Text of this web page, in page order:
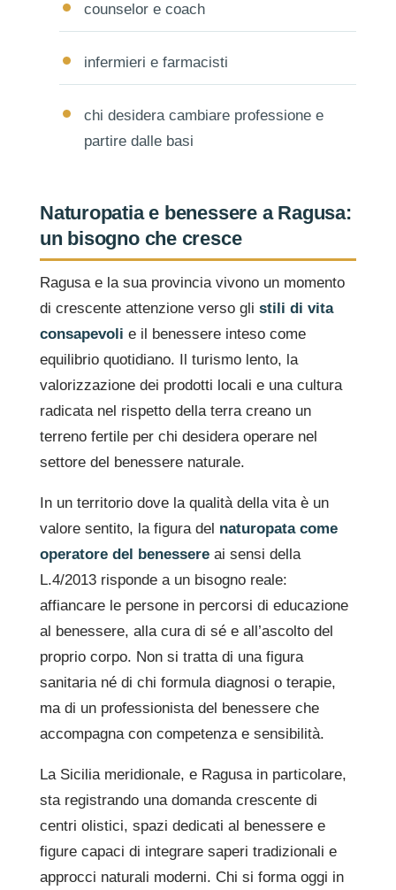
counselor e coach
infermieri e farmacisti
chi desidera cambiare professione e
partire dalle basi
Naturopatia e benessere a Ragusa:
un bisogno che cresce
Ragusa e la sua provincia vivono un momento
di crescente attenzione verso gli stili di vita
consapevoli e il benessere inteso come
equilibrio quotidiano. Il turismo lento, la
valorizzazione dei prodotti locali e una cultura
radicata nel rispetto della terra creano un
terreno fertile per chi desidera operare nel
settore del benessere naturale.
In un territorio dove la qualità della vita è un
valore sentito, la figura del naturopata come
operatore del benessere ai sensi della
L.4/2013 risponde a un bisogno reale:
affiancare le persone in percorsi di educazione
al benessere, alla cura di sé e all’ascolto del
proprio corpo. Non si tratta di una figura
sanitaria né di chi formula diagnosi o terapie,
ma di un professionista del benessere che
accompagna con competenza e sensibilità.
La Sicilia meridionale, e Ragusa in particolare,
sta registrando una domanda crescente di
centri olistici, spazi dedicati al benessere e
figure capaci di integrare saperi tradizionali e
approcci naturali moderni. Chi si forma oggi in